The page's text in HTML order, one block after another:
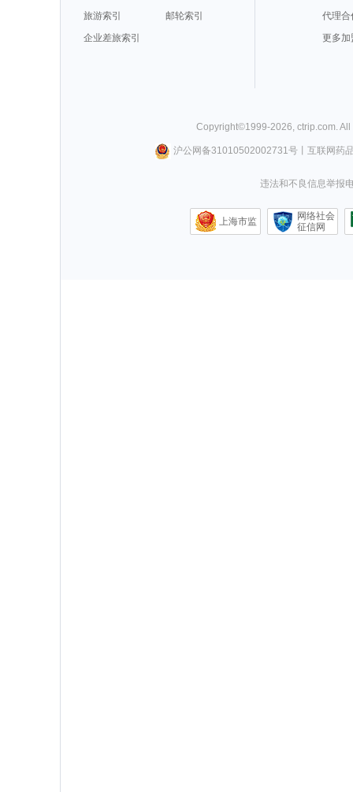
旅游索引
邮轮索引
企业差旅索引
代理合
更多加
Copyright©1999-2026 ctrip.com .
沪公网备31010502002731号丨 互联网药
违法和不良信息举报
上海市监
网络社会
征信网